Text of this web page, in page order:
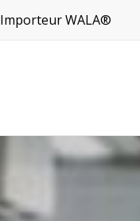
Importeur WALA®